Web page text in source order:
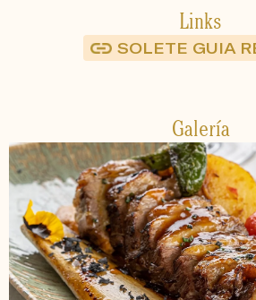
Links
SOLETE GUIA
Galería